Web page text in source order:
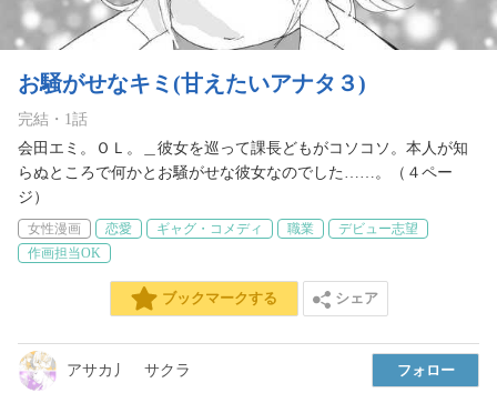
お騒がせなキミ(甘えたいアナタ３)
完結 ・ 1 話
会田エミ。ＯＬ。＿彼女を巡って課長どもがコソコソ。本人が知
らぬところで何かとお騒がせな彼女なのでした……。（４ペー
ジ）
女性漫画 恋愛 ギャグ・コメディ 職業
デビュー志望
作画担当OK
ブックマークする シェア
アサカ丿 サクラ フォロー